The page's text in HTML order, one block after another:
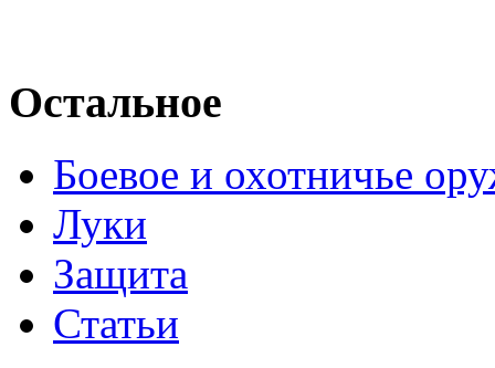
Остальное
Боевое и охотничье
Луки
Защита
Статьи